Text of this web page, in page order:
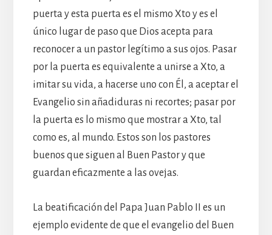
puerta y esta puerta es el mismo Xto y es el
único lugar de paso que Dios acepta para
reconocer a un pastor legítimo a sus ojos. Pasar
por la puerta es equivalente a unirse a Xto, a
imitar su vida, a hacerse uno con Él, a aceptar el
Evangelio sin añadiduras ni recortes; pasar por
la puerta es lo mismo que mostrar a Xto, tal
como es, al mundo. Estos son los pastores
buenos que siguen al Buen Pastor y que
guardan eficazmente a las ovejas.
La beatificación del Papa Juan Pablo II es un
ejemplo evidente de que el evangelio del Buen